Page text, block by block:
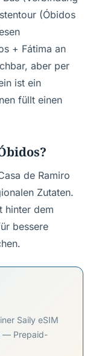
(Óbidos
+ Fátima an
aber per
ist ein
füllt einen
de Ramiro
Zutaten.
hinter dem
bessere
Saily eSIM
— Prepaid-